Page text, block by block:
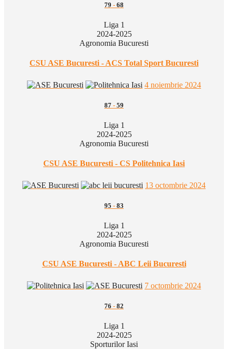
79 - 68
Liga 1
2024-2025
Agronomia Bucuresti
CSU ASE Bucuresti - ACS Total Sport Bucuresti
4 noiembrie 2024
87 - 59
Liga 1
2024-2025
Agronomia Bucuresti
CSU ASE Bucuresti - CS Politehnica Iasi
13 octombrie 2024
95 - 83
Liga 1
2024-2025
Agronomia Bucuresti
CSU ASE Bucuresti - ABC Leii Bucuresti
7 octombrie 2024
76 - 82
Liga 1
2024-2025
Sporturilor Iasi